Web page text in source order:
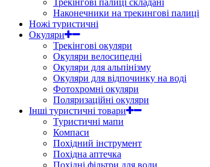
Трекінгові палиці складані
Наконечники на трекингові палиці
Ножі туристичні
Окуляри
Трекінгові окуляри
Окуляри велосипедні
Окуляри для альпінізму
Окуляри для відпочинку на воді
Фотохромні окуляри
Поляризаційні окуляри
Інші туристичні товари
Туристичні мапи
Компаси
Похідний інструмент
Похідна аптечка
Похідні фільтри для води